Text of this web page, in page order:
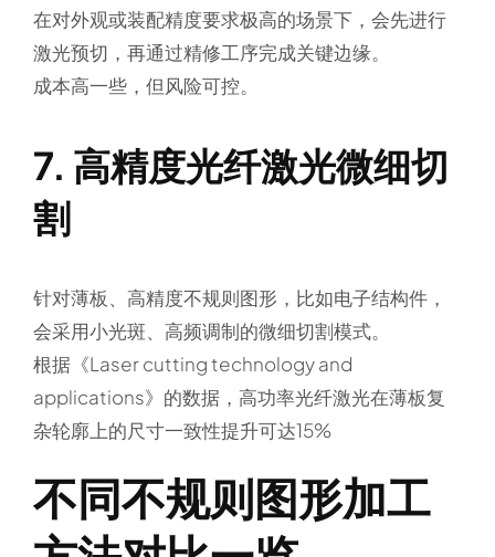
在对外观或装配精度要求极高的场景下，会先进行
激光预切，再通过精修工序完成关键边缘。
成本高一些，但风险可控。
7. 高精度光纤激光微细切
割
针对薄板、高精度不规则图形，比如电子结构件，
会采用小光斑、高频调制的微细切割模式。
根据《Laser cutting technology and
applications》的数据，高功率光纤激光在薄板复
杂轮廓上的尺寸一致性提升可达15%
不同不规则图形加工